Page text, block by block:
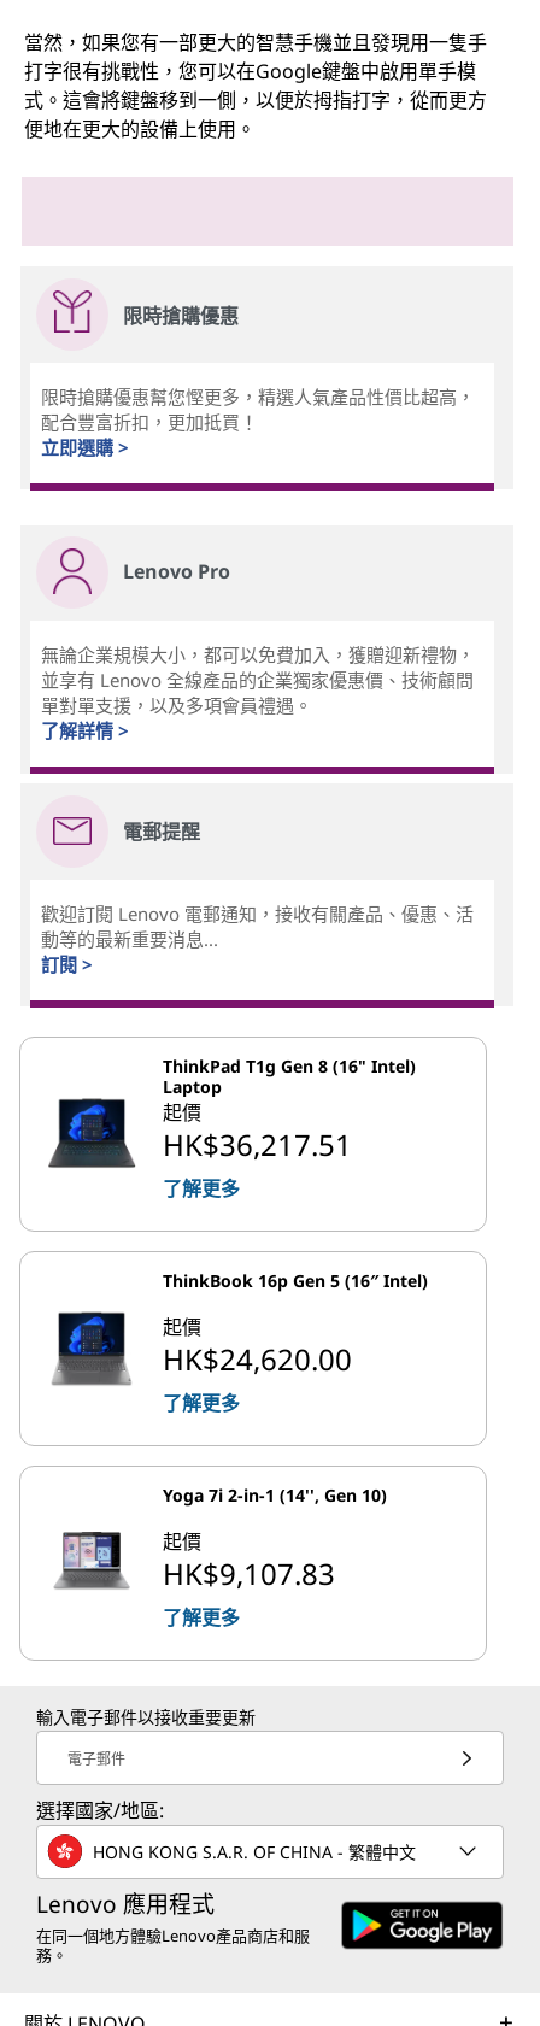
當然，如果您有一部更大的智慧手機並且發現用一隻手
打字很有挑戰性，您可以在Google鍵盤中啟用單手模
式。這會將鍵盤移到一側，以便於拇指打字，從而更方
便地在更大的設備上使用。
限時搶購優惠
限時搶購優惠幫您慳更多，精選人氣產品性價比超高，
配合豐富折扣，更加抵買！
立即選購 >
Lenovo Pro
無論企業規模大小，都可以免費加入，獲贈迎新禮物，
並享有 Lenovo 全線產品的企業獨家優惠價、技術顧問
單對單支援，以及多項會員禮遇。
了解詳情 >
電郵提醒
歡迎訂閱 Lenovo 電郵通知，接收有關產品、優惠、活
動等的最新重要消息...
訂閱 >
ThinkPad T1g Gen 8 (16" Intel)
Laptop
起價
HK$36,217.51
了解更多
ThinkBook 16p Gen 5 (16″ Intel)
起價
HK$24,620.00
了解更多
Yoga 7i 2-in-1 (14'', Gen 10)
起價
HK$9,107.83
了解更多
輸入電子郵件以接收重要更新
電子郵件
選擇國家/地區:
HONG KONG S.A.R. OF CHINA - 繁體中文
Lenovo 應用程式
在同一個地方體驗Lenovo產品商店和服
務。